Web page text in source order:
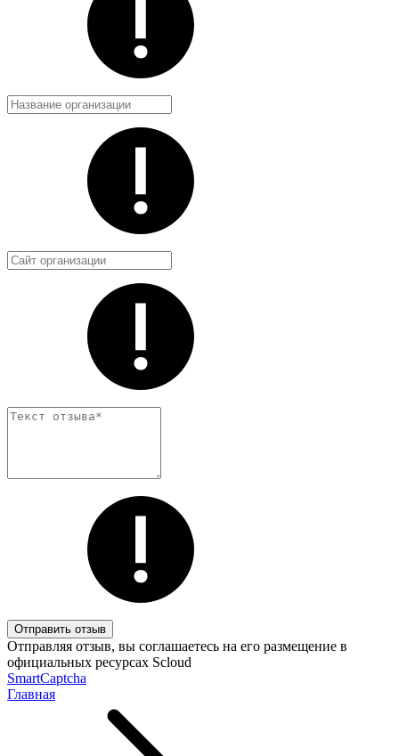
Отправить отзыв
Отправляя отзыв, вы соглашаетесь на его размещение в
официальных ресурсах Scloud
SmartCaptcha
Главная